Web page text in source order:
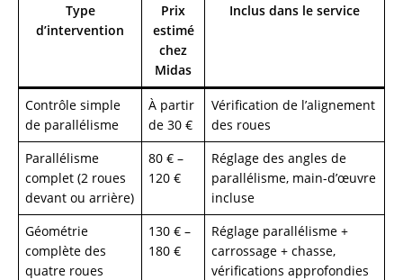
Type
d’intervention
Prix
estimé
chez
Midas
Inclus dans le service
Contrôle simple
de parallélisme
À partir
de 30 €
Vérification de l’alignement
des roues
Parallélisme
complet (2 roues
devant ou arrière)
80 € –
120 €
Réglage des angles de
parallélisme, main-d’œuvre
incluse
Géométrie
complète des
quatre roues
130 € –
180 €
Réglage parallélisme +
carrossage + chasse,
vérifications approfondies